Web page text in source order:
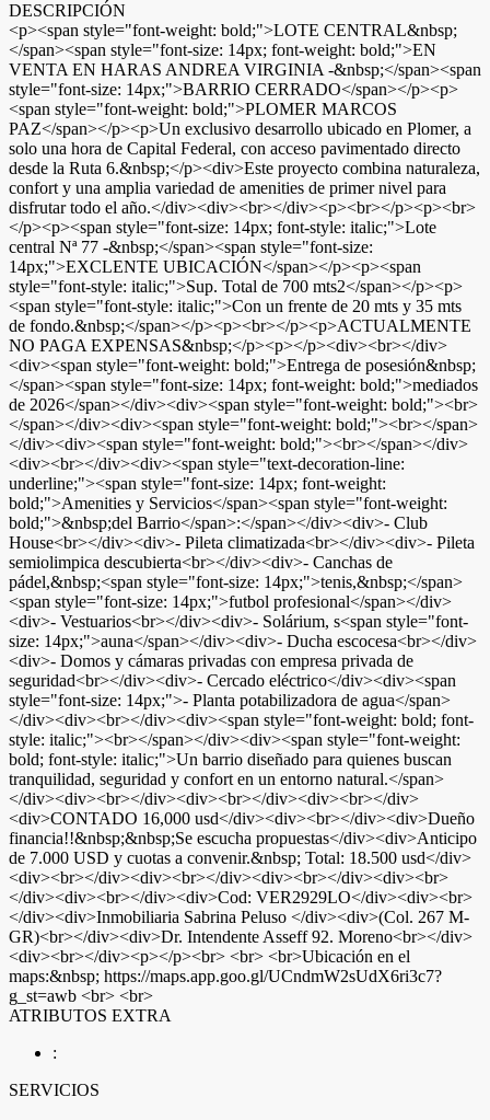
DESCRIPCIÓN
<p><span style="font-weight: bold;">LOTE CENTRAL&nbsp;
</span><span style="font-size: 14px; font-weight: bold;">EN
VENTA EN HARAS ANDREA VIRGINIA -&nbsp;</span><span
style="font-size: 14px;">BARRIO CERRADO</span></p><p>
<span style="font-weight: bold;">PLOMER MARCOS
PAZ</span></p><p>Un exclusivo desarrollo ubicado en Plomer, a
solo una hora de Capital Federal, con acceso pavimentado directo
desde la Ruta 6.&nbsp;</p><div>Este proyecto combina naturaleza,
confort y una amplia variedad de amenities de primer nivel para
disfrutar todo el año.</div><div><br></div><p><br></p><p><br>
</p><p><span style="font-size: 14px; font-style: italic;">Lote
central Nª 77 -&nbsp;</span><span style="font-size:
14px;">EXCLENTE UBICACIÓN</span></p><p><span
style="font-style: italic;">Sup. Total de 700 mts2</span></p><p>
<span style="font-style: italic;">Con un frente de 20 mts y 35 mts
de fondo.&nbsp;</span></p><p><br></p><p>ACTUALMENTE
NO PAGA EXPENSAS&nbsp;</p><p></p><div><br></div>
<div><span style="font-weight: bold;">Entrega de posesión&nbsp;
</span><span style="font-size: 14px; font-weight: bold;">mediados
de 2026</span></div><div><span style="font-weight: bold;"><br>
</span></div><div><span style="font-weight: bold;"><br></span>
</div><div><span style="font-weight: bold;"><br></span></div>
<div><br></div><div><span style="text-decoration-line:
underline;"><span style="font-size: 14px; font-weight:
bold;">Amenities y Servicios</span><span style="font-weight:
bold;">&nbsp;del Barrio</span>:</span></div><div>- Club
House<br></div><div>- Pileta climatizada<br></div><div>- Pileta
semiolimpica descubierta<br></div><div>- Canchas de
pádel,&nbsp;<span style="font-size: 14px;">tenis,&nbsp;</span>
<span style="font-size: 14px;">futbol profesional</span></div>
<div>- Vestuarios<br></div><div>- Solárium, s<span style="font-
size: 14px;">auna</span></div><div>- Ducha escocesa<br></div>
<div>- Domos y cámaras privadas con empresa privada de
seguridad<br></div><div>- Cercado eléctrico</div><div><span
style="font-size: 14px;">- Planta potabilizadora de agua</span>
</div><div><br></div><div><span style="font-weight: bold; font-
style: italic;"><br></span></div><div><span style="font-weight:
bold; font-style: italic;">Un barrio diseñado para quienes buscan
tranquilidad, seguridad y confort en un entorno natural.</span>
</div><div><br></div><div><br></div><div><br></div>
<div>CONTADO 16,000 usd</div><div><br></div><div>Dueño
financia!!&nbsp;&nbsp;Se escucha propuestas</div><div>Anticipo
de 7.000 USD y cuotas a convenir.&nbsp; Total: 18.500 usd</div>
<div><br></div><div><br></div><div><br></div><div><br>
</div><div><br></div><div>Cod: VER2929LO</div><div><br>
</div><div>Inmobiliaria Sabrina Peluso </div><div>(Col. 267 M-
GR)<br></div><div>Dr. Intendente Asseff 92. Moreno<br></div>
<div><br></div><p></p><br> <br> <br>Ubicación en el
maps:&nbsp; https://maps.app.goo.gl/UCndmW2sUdX6ri3c7?
g_st=awb <br> <br>
ATRIBUTOS EXTRA
:
SERVICIOS